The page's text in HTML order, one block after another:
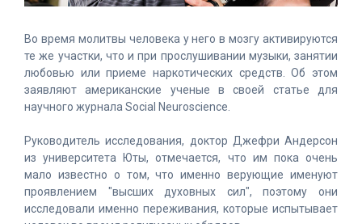
Во время молитвы человека у него в мозгу активируются
те же участки, что и при прослушивании музыки, занятии
любовью или приеме наркотических средств. Об этом
заявляют американские ученые в своей статье для
научного журнала Social Neuroscience.
Руководитель исследования, доктор Джефри Андерсон
из университета Юты, отмечается, что им пока очень
мало известно о том, что именно верующие именуют
проявлением "высших духовных сил", поэтому они
исследовали именно переживания, которые испытывает